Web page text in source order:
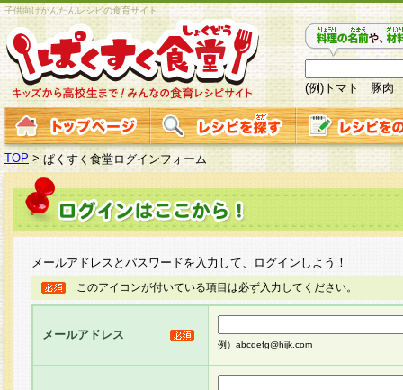
子供向けかんたんレシピの食育サイト
(例)トマト 豚肉
TOP > ぱくすく食堂ログインフォーム
メールアドレスとパスワードを入力して、ログインしよう！
このアイコンが付いている項目は必ず入力してください。
メールアドレス
例）abcdefg@hijk.com